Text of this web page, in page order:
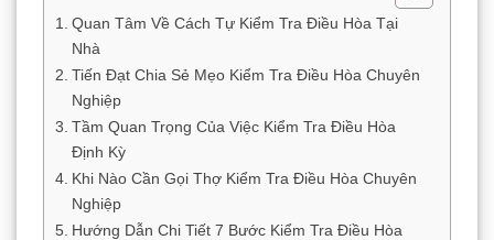
Quan Tâm Về Cách Tự Kiểm Tra Điều Hòa Tại
Nhà
Tiến Đạt Chia Sẻ Mẹo Kiểm Tra Điều Hòa Chuyên
Nghiệp
Tầm Quan Trọng Của Việc Kiểm Tra Điều Hòa
Định Kỳ
Khi Nào Cần Gọi Thợ Kiểm Tra Điều Hòa Chuyên
Nghiệp
Hướng Dẫn Chi Tiết 7 Bước Kiểm Tra Điều Hòa